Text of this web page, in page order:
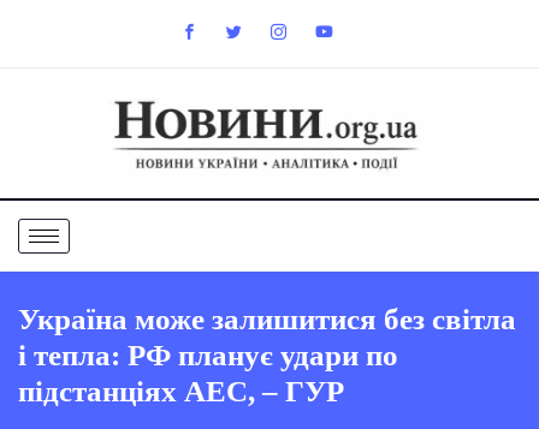
Україна може залишитися без світла
і тепла: РФ планує удари по
підстанціях АЕС, – ГУР